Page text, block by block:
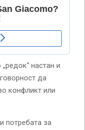
настан и
да
конфликт или
потребата за